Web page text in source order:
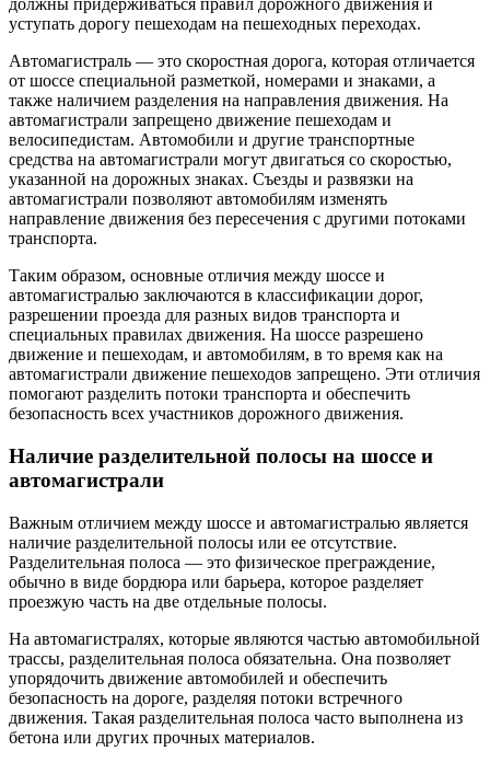
должны придерживаться правил дорожного движения и
уступать дорогу пешеходам на пешеходных переходах.
Автомагистраль — это скоростная дорога, которая отличается
от шоссе специальной разметкой, номерами и знаками, а
также наличием разделения на направления движения. На
автомагистрали запрещено движение пешеходам и
велосипедистам. Автомобили и другие транспортные
средства на автомагистрали могут двигаться со скоростью,
указанной на дорожных знаках. Съезды и развязки на
автомагистрали позволяют автомобилям изменять
направление движения без пересечения с другими потоками
транспорта.
Таким образом, основные отличия между шоссе и
автомагистралью заключаются в классификации дорог,
разрешении проезда для разных видов транспорта и
специальных правилах движения. На шоссе разрешено
движение и пешеходам, и автомобилям, в то время как на
автомагистрали движение пешеходов запрещено. Эти отличия
помогают разделить потоки транспорта и обеспечить
безопасность всех участников дорожного движения.
Наличие разделительной полосы на шоссе и
автомагистрали
Важным отличием между шоссе и автомагистралью является
наличие разделительной полосы или ее отсутствие.
Разделительная полоса — это физическое преграждение,
обычно в виде бордюра или барьера, которое разделяет
проезжую часть на две отдельные полосы.
На автомагистралях, которые являются частью автомобильной
трассы, разделительная полоса обязательна. Она позволяет
упорядочить движение автомобилей и обеспечить
безопасность на дороге, разделяя потоки встречного
движения. Такая разделительная полоса часто выполнена из
бетона или других прочных материалов.